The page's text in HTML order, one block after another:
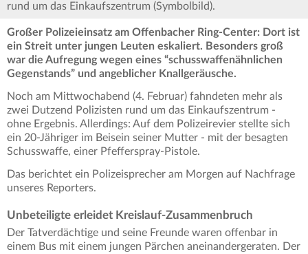
rund um das Einkaufszentrum (Symbolbild).
Großer Polizeieinsatz am Offenbacher Ring-Center: Dort ist
ein Streit unter jungen Leuten eskaliert. Besonders groß
war die Aufregung wegen eines “schusswaffenähnlichen
Gegenstands” und angeblicher Knallgeräusche.
Noch am Mittwochabend (4. Februar) fahndeten mehr als
zwei Dutzend Polizisten rund um das Einkaufszentrum -
ohne Ergebnis. Allerdings: Auf dem Polizeirevier stellte sich
ein 20-Jähriger im Beisein seiner Mutter - mit der besagten
Schusswaffe, einer Pfefferspray-Pistole.
Das berichtet ein Polizeisprecher am Morgen auf Nachfrage
unseres Reporters.
Unbeteiligte erleidet Kreislauf-Zusammenbruch
Der Tatverdächtige und seine Freunde waren offenbar in
einem Bus mit einem jungen Pärchen aneinandergeraten. Der